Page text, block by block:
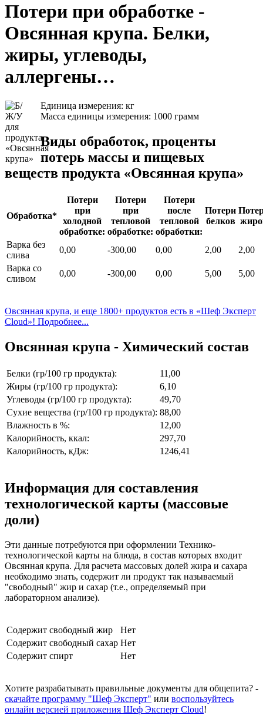
Потери при обработке -
Овсянная крупа. Белки,
жиры, углеводы,
аллергены…
Единица измерения: кг
Масса единицы измерения: 1000 грамм
Виды обработок, проценты
потерь массы и пищевых
веществ продукта «Овсянная крупа»
Обработка*
Потери
при
холодной
обработке:
Потери
при
тепловой
обработке:
Потери
после
тепловой
обработки:
Потери
белков
Варка без
слива
0,00 -300,00 0,00 2,00
2,00
Варка со
сливом
0,00 -300,00 0,00 5,00 5,00
Овсянная крупа, и еще 1800+ продуктов есть в «Шеф Эксперт
Cloud»! Подробнее...
Овсянная крупа - Химический состав
Белки (гр/100 гр продукта):
11,00
Жиры (гр/100 гр продукта):
6,10
Углеводы (гр/100 гр продукта):
49,70
Сухие вещества (гр/100 гр продукта): 88,00
Влажность в %:
12,00
Калорийность, ккал:
297,70
Калорийность, кДж:
1246,41
Информация для составления
технологической карты (массовые
доли)
Эти данные потребуются при оформлении Технико-
технологической карты на блюда, в состав которых входит
Овсянная крупа. Для расчета массовых долей жира и сахара
необходимо знать, содержит ли продукт так называемый
"свободный" жир и сахар (т.е., определяемый при
лабораторном анализе).
Содержит свободный жир
Нет
Содержит свободный сахар Нет
Содержит спирт
Нет
Хотите разрабатывать правильные документы для общепита? -
скачайте программу "Шеф Эксперт" или воспользуйтесь
онлайн версией приложения Шеф Эксперт Cloud!